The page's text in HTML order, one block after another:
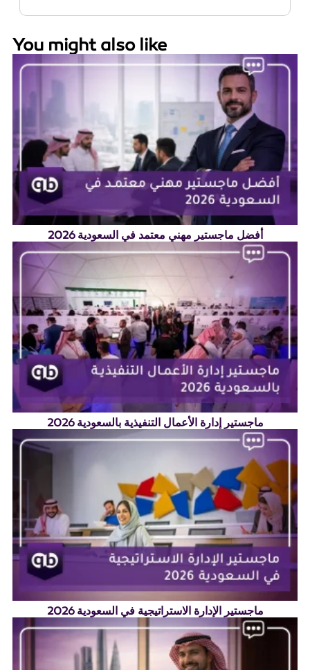
You might also like
أفضل ماجستير مهني معتمد في السعودية 2026
ماجستير إدارة الأعمال التنفيذية بالسعودية 2026
ماجستير الإدارة الاستراتيجية في السعودية 2026